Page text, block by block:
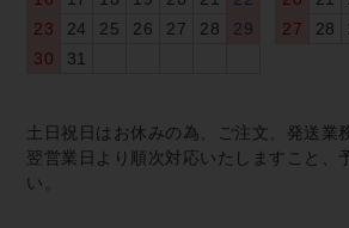
23
24 25 26 27 28
29
30
31
27
28
土日祝日はお休みの為、ご注文、発送業
翌営業日より順次対応いたしますこと、
い。